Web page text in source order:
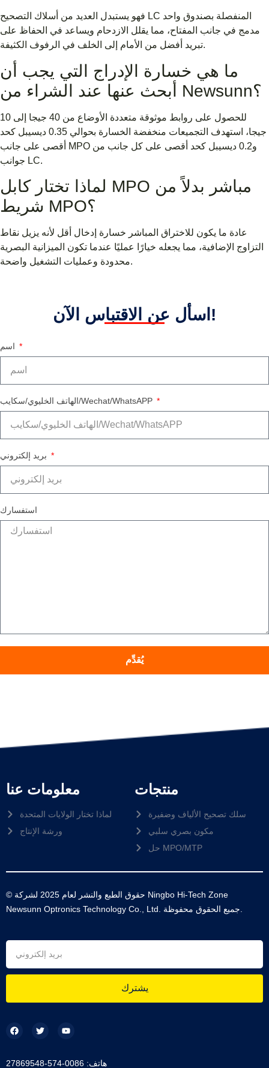
فهو يستبدل العديد من أسلاك التصحيح LC المنفصلة بصندوق واحد
مدمج في جانب المفتاح، مما يقلل الازدحام ويساعد في الحفاظ على
تبريد أفضل من الأمام إلى الخلف في الرفوف الكثيفة.
ما هي خسارة الإدراج التي يجب أن
للحصول على روابط موثوقة متعددة الأوضاع من 40 جيجا إلى 10
جيجا، استهدف التجميعات منخفضة الخسارة بحوالي 0.35 ديسيبل كحد
أقصى على جانب MPO و0.2 ديسيبل كحد أقصى على كل جانب من
جوانب LC.
لماذا تختار كابل MPO مباشر بدلاً من
عادة ما يكون للاختراق المباشر خسارة إدخال أقل لأنه يزيل نقاط
التزاوج الإضافية، مما يجعله خيارًا عمليًا عندما تكون الميزانية البصرية
محدودة وعمليات التشغيل واضحة.
اسأل عن الاقتباس الآن!
الهاتف الخليوي/سكايب/Wechat/WhatsAPP
استفسارك
يُقدِّم
معلومات عنا
لماذا تختار الولايات المتحدة
ورشة الإنتاج
منتجات
سلك تصحيح الألياف وضفيرة
مكون بصري سلبي
حل MPO/MTP
© حقوق الطبع والنشر لعام 2025 لشركة Ningbo Hi-Tech Zone
يشترك